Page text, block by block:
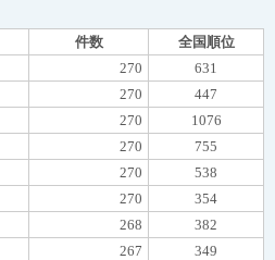
件数
全国順位
270
631
270
447
270
1076
270
755
270
538
270
354
268
382
267
349